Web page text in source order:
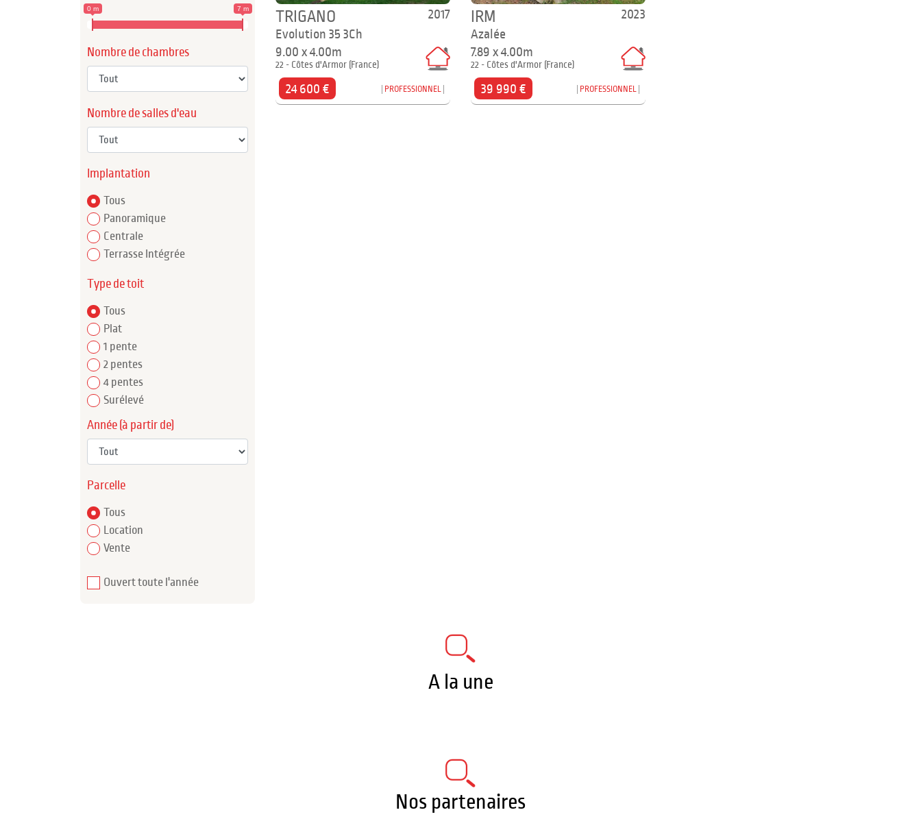
0 m 7 m
Nombre de chambres
Nombre de salles d'eau
Implantation
Tous
Panoramique
Centrale
Terrasse Intégrée
Type de toit
Tous
Plat
1 pente
2 pentes
4 pentes
Surélevé
Année (à partir de)
Parcelle
Tous
Location
Vente
Ouvert toute l'année
2017
TRIGANO
Evolution 35 3Ch
9.00 x 4.00m
22 - Côtes d'Armor (France)
24 600 € PROFESSIONNEL
2023
IRM
Azalée
7.89 x 4.00m
22 - Côtes d'Armor (France)
39 990 € PROFESSIONNEL
A la une
Nos partenaires